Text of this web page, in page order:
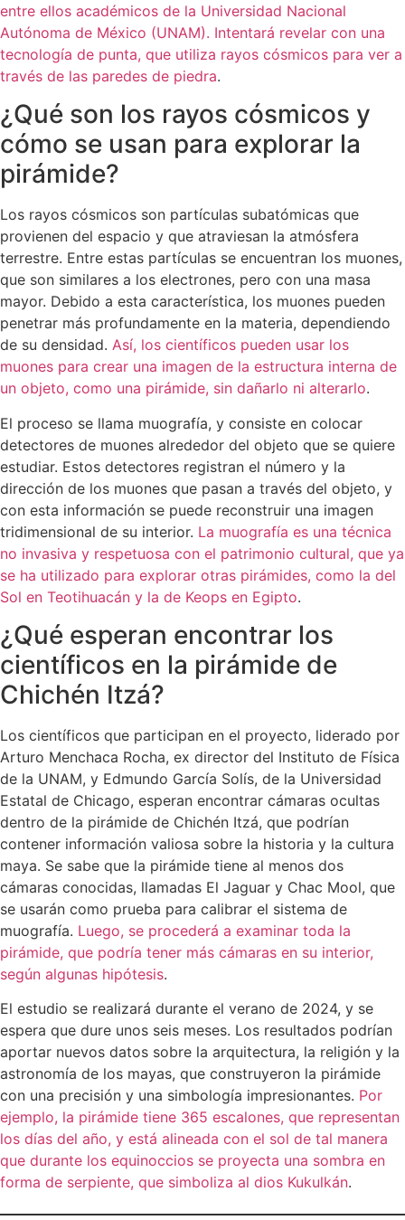
entre ellos académicos de la Universidad Nacional
Autónoma de México (UNAM). Intentará revelar con una
tecnología de punta, que utiliza rayos cósmicos para ver a
través de las paredes de piedra.
¿Qué son los rayos cósmicos y
cómo se usan para explorar la
pirámide?
Los rayos cósmicos son partículas subatómicas que
provienen del espacio y que atraviesan la atmósfera
terrestre. Entre estas partículas se encuentran los muones,
que son similares a los electrones, pero con una masa
mayor. Debido a esta característica, los muones pueden
penetrar más profundamente en la materia, dependiendo
de su densidad. Así, los científicos pueden usar los
muones para crear una imagen de la estructura interna de
un objeto, como una pirámide, sin dañarlo ni alterarlo.
El proceso se llama muografía, y consiste en colocar
detectores de muones alrededor del objeto que se quiere
estudiar. Estos detectores registran el número y la
dirección de los muones que pasan a través del objeto, y
con esta información se puede reconstruir una imagen
tridimensional de su interior. La muografía es una técnica
no invasiva y respetuosa con el patrimonio cultural, que ya
se ha utilizado para explorar otras pirámides, como la del
Sol en Teotihuacán y la de Keops en Egipto.
¿Qué esperan encontrar los
científicos en la pirámide de
Chichén Itzá?
Los científicos que participan en el proyecto, liderado por
Arturo Menchaca Rocha, ex director del Instituto de Física
de la UNAM, y Edmundo García Solís, de la Universidad
Estatal de Chicago, esperan encontrar cámaras ocultas
dentro de la pirámide de Chichén Itzá, que podrían
contener información valiosa sobre la historia y la cultura
maya. Se sabe que la pirámide tiene al menos dos
cámaras conocidas, llamadas El Jaguar y Chac Mool, que
se usarán como prueba para calibrar el sistema de
muografía. Luego, se procederá a examinar toda la
pirámide, que podría tener más cámaras en su interior,
según algunas hipótesis.
El estudio se realizará durante el verano de 2024, y se
espera que dure unos seis meses. Los resultados podrían
aportar nuevos datos sobre la arquitectura, la religión y la
astronomía de los mayas, que construyeron la pirámide
con una precisión y una simbología impresionantes. Por
ejemplo, la pirámide tiene 365 escalones, que representan
los días del año, y está alineada con el sol de tal manera
que durante los equinoccios se proyecta una sombra en
forma de serpiente, que simboliza al dios Kukulkán.